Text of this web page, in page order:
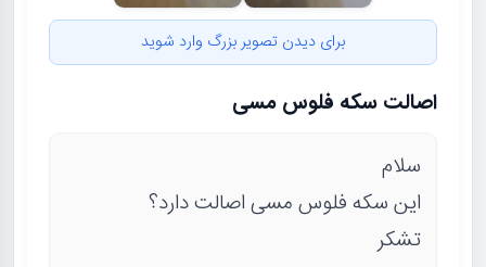
برای دیدن تصویر بزرگ وارد شوید
اصالت سکه فلوس مسی
سلام
این سکه فلوس مسی اصالت دارد؟
تشکر